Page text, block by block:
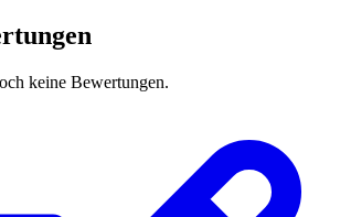
keine Bewertungen.